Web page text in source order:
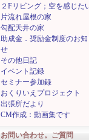
２Fリビング；空を感じた
片流れ屋根の家
勾配天井の家
助成金．奨励金制度のお知
せ
その他日記
イベント記録
セミナー参加録
おくりいえプロジェクト
出張所だより
CM作成：動画集です
お問い合わせ。ご質問